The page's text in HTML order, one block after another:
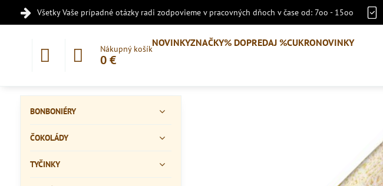
Všetky Vaše prípadné otázky radi zodpovieme v pracovných dňoch v čase od: 7oo - 15oo
Nákupný košík
0 €
NOVINKYZNAČKY% DOPREDAJ %CUKRONOVINKY
BONBONIÉRY
ČOKOLÁDY
TYČINKY